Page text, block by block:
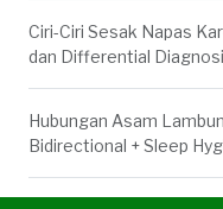
Ciri-Ciri Sesak Napas
dan Differential
Hubungan Asam
Bidirectional + Sleep